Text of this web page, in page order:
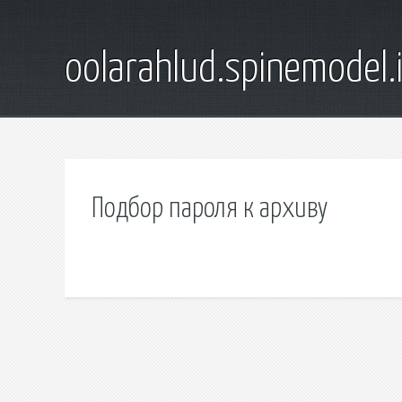
Подбор пароля к архиву